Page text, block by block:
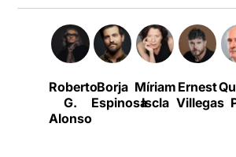
Roberto
G.
Alonso
Borja
Espinosa
Míriam
Iscla
Ernest
Villegas